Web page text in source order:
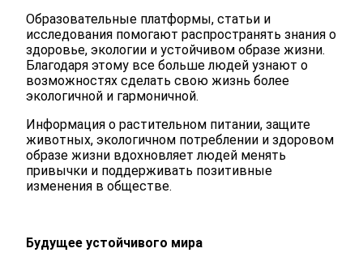
Образовательные платформы, статьи и
исследования помогают распространять знания о
здоровье, экологии и устойчивом образе жизни.
Благодаря этому все больше людей узнают о
возможностях сделать свою жизнь более
экологичной и гармоничной.
Информация о растительном питании, защите
животных, экологичном потреблении и здоровом
образе жизни вдохновляет людей менять
привычки и поддерживать позитивные
изменения в обществе.
Будущее устойчивого мира